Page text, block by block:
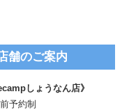
舗のご案内
しょうなん店》
予約制